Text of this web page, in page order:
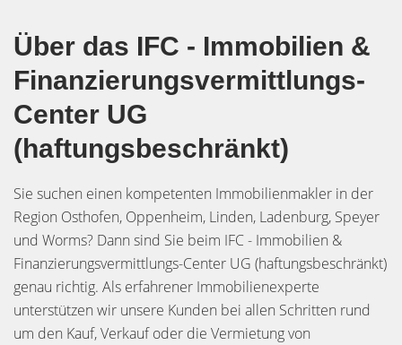
Über das IFC - Immobilien &
Finanzierungsvermittlungs-
Center UG
(haftungsbeschränkt)
Sie suchen einen kompetenten Immobilienmakler in der
Region Osthofen, Oppenheim, Linden, Ladenburg, Speyer
und Worms? Dann sind Sie beim IFC - Immobilien &
Finanzierungsvermittlungs-Center UG (haftungsbeschränkt)
genau richtig. Als erfahrener Immobilienexperte
unterstützen wir unsere Kunden bei allen Schritten rund
um den Kauf, Verkauf oder die Vermietung von